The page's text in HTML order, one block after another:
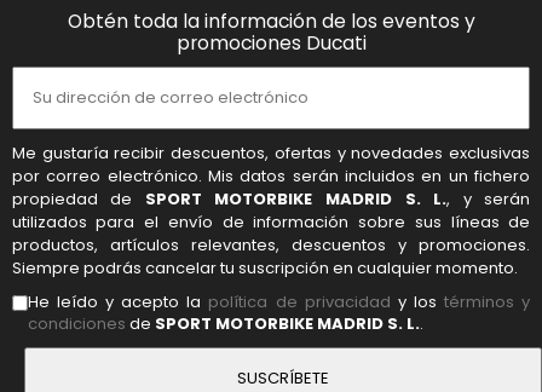
Obtén toda la información de los eventos y
promociones Ducati
Me gustaría recibir descuentos, ofertas y novedades exclusivas
por correo electrónico. Mis datos serán incluidos en un fichero
propiedad de SPORT MOTORBIKE MADRID S. L., y serán
utilizados para el envío de información sobre sus líneas de
productos, artículos relevantes, descuentos y promociones.
Siempre podrás cancelar tu suscripción en cualquier momento.
He leído y acepto la política de privacidad y lostérminos y
condiciones de SPORT MOTORBIKE MADRID S. L..